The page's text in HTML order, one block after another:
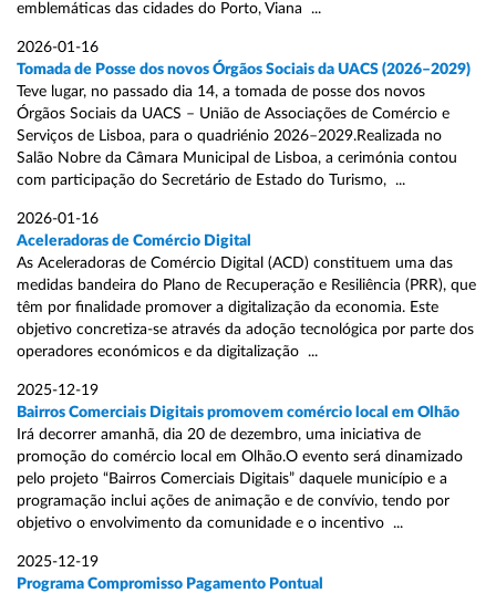
emblemáticas das cidades do Porto, Viana ...
2026-01-16
Tomada de Posse dos novos Órgãos Sociais da UACS (2026–2029)
Teve lugar, no passado dia 14, a tomada de posse dos novos
Órgãos Sociais da UACS – União de Associações de Comércio e
Serviços de Lisboa, para o quadriénio 2026–2029.Realizada no
Salão Nobre da Câmara Municipal de Lisboa, a cerimónia contou
com participação do Secretário de Estado do Turismo, ...
2026-01-16
Aceleradoras de Comércio Digital
As Aceleradoras de Comércio Digital (ACD) constituem uma das
medidas bandeira do Plano de Recuperação e Resiliência (PRR), que
têm por finalidade promover a digitalização da economia. Este
objetivo concretiza-se através da adoção tecnológica por parte dos
operadores económicos e da digitalização ...
2025-12-19
Bairros Comerciais Digitais promovem comércio local em Olhão
Irá decorrer amanhã, dia 20 de dezembro, uma iniciativa de
promoção do comércio local em Olhão.O evento será dinamizado
pelo projeto “Bairros Comerciais Digitais” daquele município e a
programação inclui ações de animação e de convívio, tendo por
objetivo o envolvimento da comunidade e o incentivo ...
2025-12-19
Programa Compromisso Pagamento Pontual